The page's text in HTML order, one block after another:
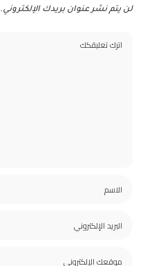
لن يتم نشر عنوان بريدك الإلكتروني.